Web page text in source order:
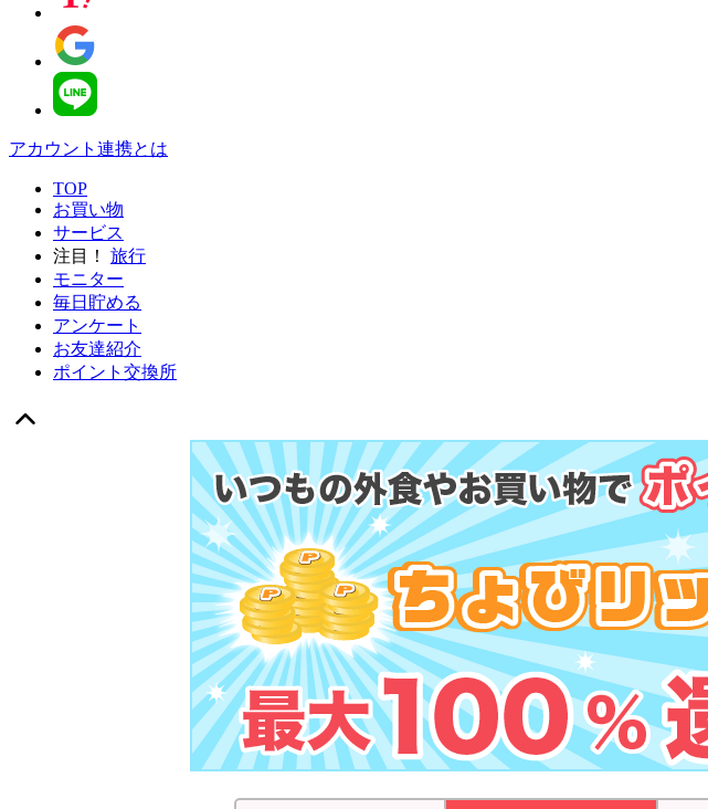
アカウント連携とは
TOP
お買い物
サービス
注目！
旅行
モニター
毎日貯める
アンケート
お友達紹介
ポイント交換所